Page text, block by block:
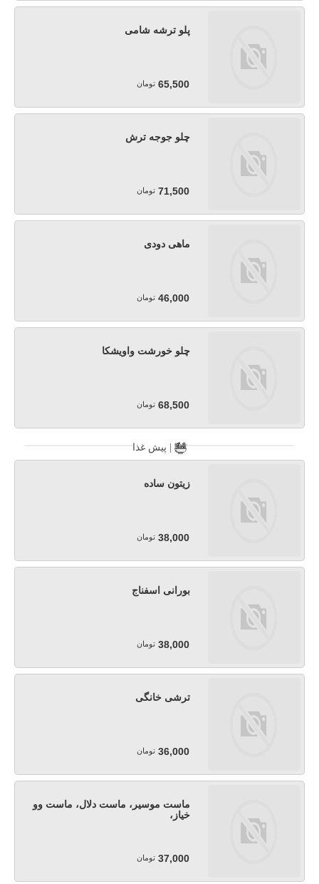
پلو ترشه شامی
65,500 تومان
چلو جوجه ترش
71,500 تومان
ماهی دودی
46,000 تومان
چلو خورشت واویشکا
68,500 تومان
زیتون ساده
38,000 تومان
بورانی اسفناج
38,000 تومان
ترشی خانگی
36,000 تومان
ماست موسیر، ماست دلال، ماست وو
خیاز،
37,000 تومان